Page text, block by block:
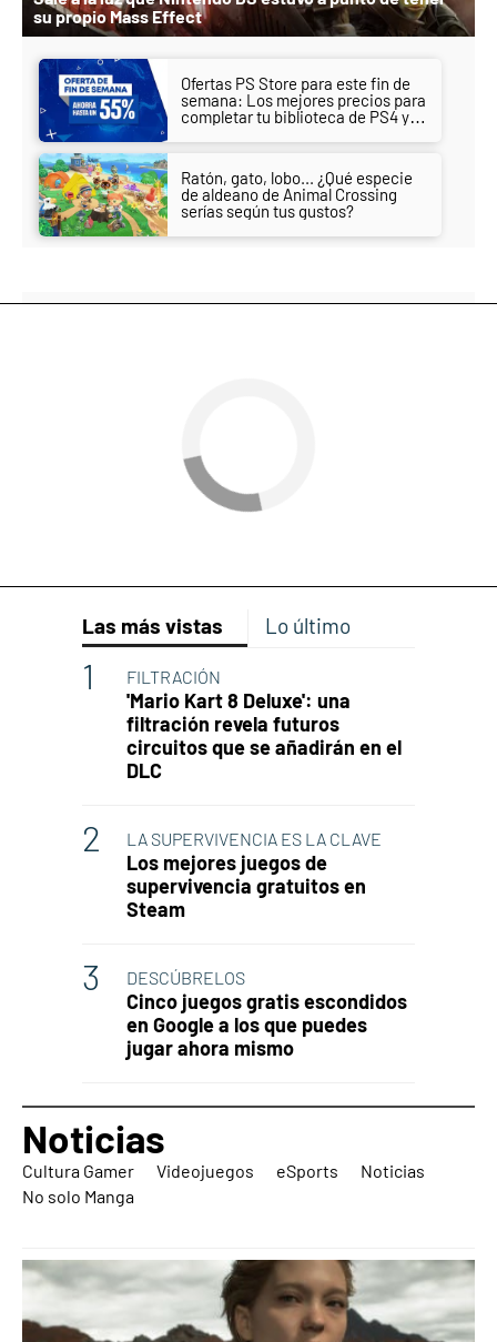
su propio Mass Effect
Ofertas PS Store para este fin de
semana: Los mejores precios para
completar tu biblioteca de PS4 y
Ratón, gato, lobo... ¿Qué especie
de aldeano de Animal Crossing
serías según tus gustos?
Las más vistas Lo último
FILTRACIÓN
'Mario Kart 8 Deluxe': una
filtración revela futuros
circuitos que se añadirán en el
DLC
LA SUPERVIVENCIA ES LA CLAVE
Los mejores juegos de
supervivencia gratuitos en
Steam
DESCÚBRELOS
Cinco juegos gratis escondidos
en Google a los que puedes
jugar ahora mismo
Noticias
Cultura Gamer Videojuegos eSports
Noticias
No solo Manga